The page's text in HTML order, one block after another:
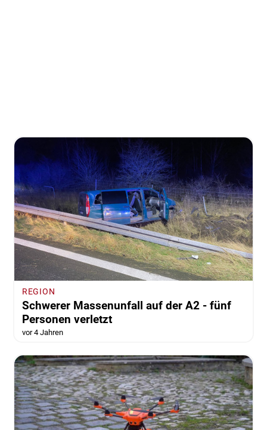
REGION
Schwerer Massenunfall auf der A2 - fünf
Personen verletzt
vor 4 Jahren